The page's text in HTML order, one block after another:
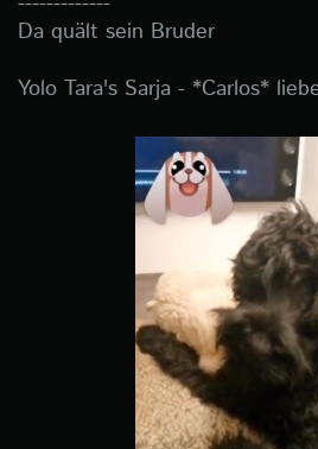
Da quält sein Bruder
Yolo Tara's Sarja - *Carlos*